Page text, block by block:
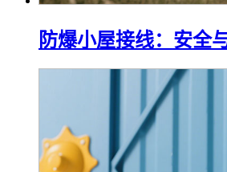
防爆小屋接线：安全